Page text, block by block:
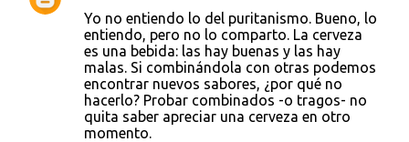
Yo no entiendo lo del puritanismo. Bueno, lo
entiendo, pero no lo comparto. La cerveza
es una bebida: las hay buenas y las hay
malas. Si combinándola con otras podemos
encontrar nuevos sabores, ¿por qué no
hacerlo? Probar combinados -o tragos- no
quita saber apreciar una cerveza en otro
momento.